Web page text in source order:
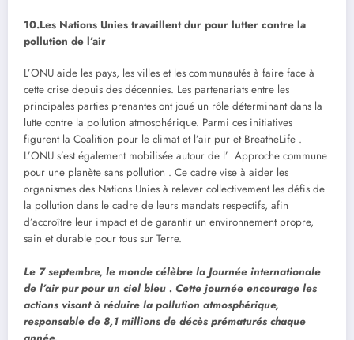
10.Les Nations Unies travaillent dur pour lutter contre la
pollution de l’air
L’ONU aide les pays, les villes et les communautés à faire face à
cette crise depuis des décennies. Les partenariats entre les
principales parties prenantes ont joué un rôle déterminant dans la
lutte contre la pollution atmosphérique. Parmi ces initiatives
figurent la Coalition pour le climat et l’air pur et BreatheLife .
L’ONU s’est également mobilisée autour de l’ Approche commune
pour une planète sans pollution . Ce cadre vise à aider les
organismes des Nations Unies à relever collectivement les défis de
la pollution dans le cadre de leurs mandats respectifs, afin
d’accroître leur impact et de garantir un environnement propre,
sain et durable pour tous sur Terre.
Le 7 septembre, le monde célèbre la Journée internationale
de l’air pur pour un ciel bleu . Cette journée encourage les
actions visant à réduire la pollution atmosphérique,
responsable de 8,1 millions de décès prématurés chaque